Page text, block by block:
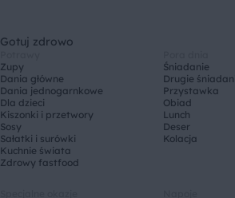
Gotuj zdrowo
Zupy
Dania główne
Dania jednogarnkowe
Dla dzieci
Kiszonki i przetwory
Sosy
Sałatki i surówki
Kuchnie świata
Zdrowy fastfood
Śniadanie
Drugie
Przystawka
Obiad
Lunch
Deser
Kolacja